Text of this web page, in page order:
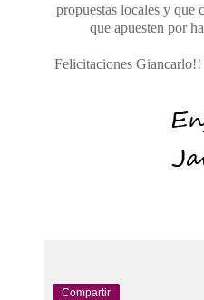
propuestas locales y que
que apuesten por
Felicitaciones
Compartir